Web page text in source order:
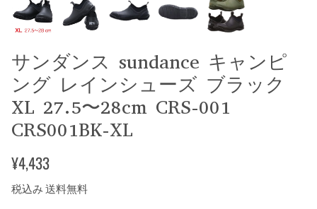
サンダンス sundance キャンピ
ング レインシューズ ブラック
XL 27.5〜28cm CRS-001
CRS001BK-XL
¥4,433
税込み 送料無料